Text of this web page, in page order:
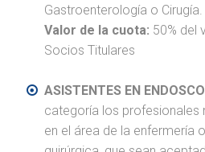
Gastroenterología o Cirugía.
Valor de la cuota: 50% del
Socios Titulares
ASISTENTES EN
categoría los
en el área de la enfermería